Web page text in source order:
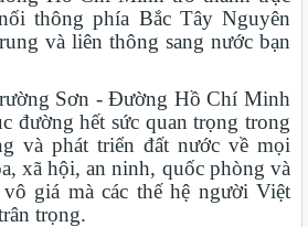
thông phía Bắc Tây Nguyên
và liên thông sang nước bạn
Sơn - Đường Hồ Chí Minh
đường hết sức quan trọng trong
và phát triển đất nước về mọi
xã hội, an ninh, quốc phòng và
giá mà các thế hệ người Việt
trọng.